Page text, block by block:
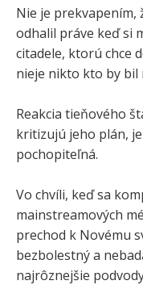
Nie je prekvapením,
odhalil práve keď si
citadele, ktorú chce
nieje nikto kto by bil
Reakcia tieňového
kritizujú jeho plán,
pochopiteľná.
Vo chvíli, keď sa
mainstreamových
prechod k Novému
bezbolestný a
najrôznejšie